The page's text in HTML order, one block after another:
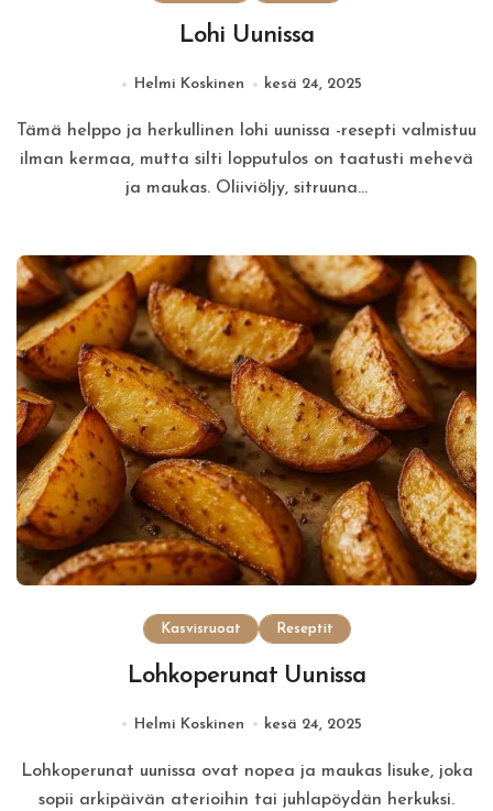
Lohi Uunissa
Helmi Koskinen kesä 24, 2025
ilman kermaa, mutta silti lopputulos on taatusti mehevä
ja maukas. Oliiviöljy, sitruuna…
Kasvisruoat Reseptit
Lohkoperunat Uunissa
Helmi Koskinen kesä 24, 2025
Lohkoperunat uunissa ovat nopea ja maukas lisuke, joka
sopii arkipäivän aterioihin tai juhlapöydän herkuksi.